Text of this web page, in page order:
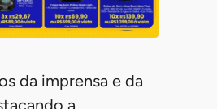
da imprensa e da
a